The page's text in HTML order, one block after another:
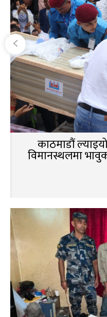
काठमाडौं
विमानस्थलमा